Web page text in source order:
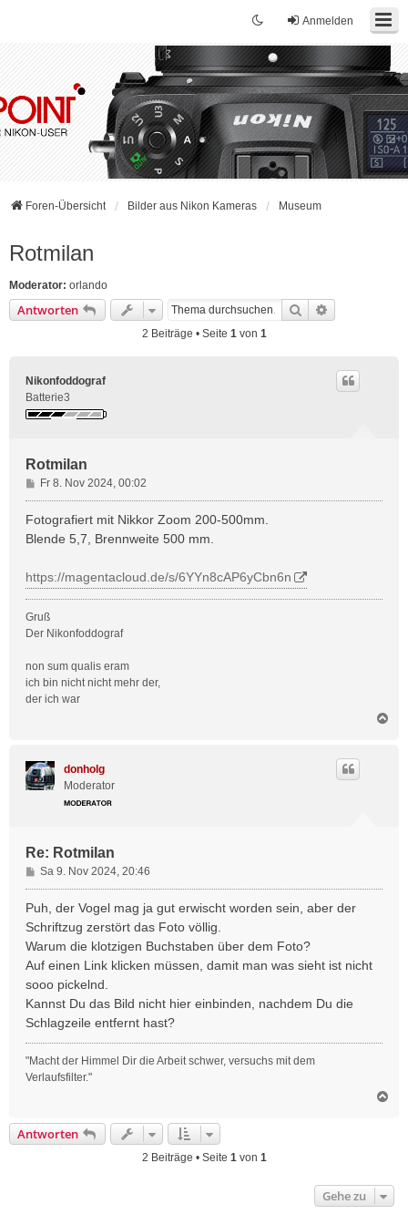
Anmelden
Foren-Übersicht Bilder aus Nikon Kameras Museum
Rotmilan
Moderator: orlando
Antworten Suche
2 Beiträge • Seite 1von 1
Nikonfoddograf
Batterie3
Rotmilan
B
e
i
t
g
Fr 8. Nov 2024, 00:02
Fotografiert mit Nikkor Zoom 200-500mm.
Blende 5,7, Brennweite 500 mm.
https://magentacloud.de/s/6YYn8cAP6yCbn6n
Gruß
Der Nikonfoddograf
non sum qualis eram
ich bin nicht nicht mehr der,
der ich war
donholg
Moderator
Re: Rotmilan
B
e
r
a
g
Sa 9. Nov 2024, 20:46
Puh, der Vogel mag ja gut erwischt worden sein, aber der
Schriftzug zerstört das Foto völlig.
Warum die klotzigen Buchstaben über dem Foto?
Auf einen Link klicken müssen, damit man was sieht ist nicht
sooo pickelnd.
Kannst Du das Bild nicht hier einbinden, nachdem Du die
Schlagzeile entfernt hast?
"Macht der Himmel Dir die Arbeit schwer, versuchs mit dem
Verlaufsfilter."
e
Antworten
2 Beiträge • Seite 1 von 1
Gehe zu